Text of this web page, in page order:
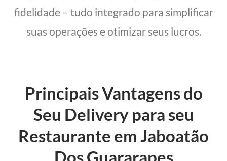
fidelidade – tudo integrado para simplificar
suas operações e otimizar seus lucros.
Principais Vantagens do
Seu Delivery para seu
Restaurante em Jaboatão